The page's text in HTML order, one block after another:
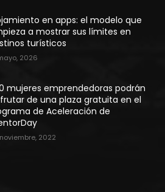
en apps: el modelo que
a mostrar sus límites en
turísticos
2026
mujeres emprendedoras podrán
de una plaza gratuita en el
de Aceleración de
2022